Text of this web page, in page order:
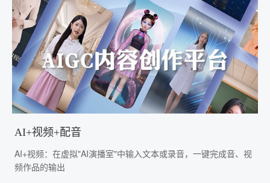
AI+视频+配音
AI+视频：在虚拟"AI演播室"中输入文本或录音，一键完成音、视
频作品的输出